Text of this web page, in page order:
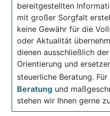
bereitgestellten
mit großer Sorgfalt
keine Gewähr für die
oder Aktualität
dienen ausschließlich
Orientierung und
steuerliche Beratung.
Beratung und
stehen wir Ihnen gerne